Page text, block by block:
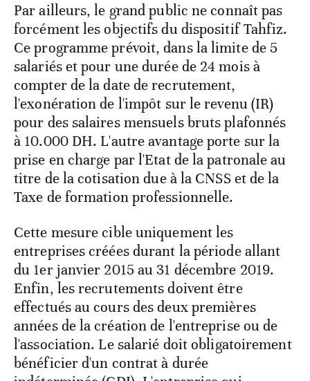
Par ailleurs, le grand public ne connaît pas
forcément les objectifs du dispositif Tahfiz.
Ce programme prévoit, dans la limite de 5
salariés et pour une durée de 24 mois à
compter de la date de recrutement,
l'exonération de l'impôt sur le revenu (IR)
pour des salaires mensuels bruts plafonnés
à 10.000 DH. L'autre avantage porte sur la
prise en charge par l'Etat de la patronale au
titre de la cotisation due à la CNSS et de la
Taxe de formation professionnelle.
Cette mesure cible uniquement les
entreprises créées durant la période allant
du 1er janvier 2015 au 31 décembre 2019.
Enfin, les recrutements doivent être
effectués au cours des deux premières
années de la création de l'entreprise ou de
l'association. Le salarié doit obligatoirement
bénéficier d'un contrat à durée